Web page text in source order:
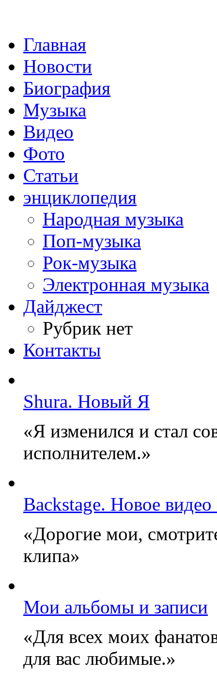
Главная
Новости
Биография
Музыка
Видео
Фото
Статьи
энциклопедия
Народная музыка
Поп-музыка
Рок-музыка
Электронная музыка
Дайджест
Рубрик нет
Контакты
Shura. Новый Я
«Я изменился и стал
исполнителем.»
Backstage. Новое
«Дорогие мои,
клипа»
Мои альбомы и записи
«Для всех моих
для вас любимые.»